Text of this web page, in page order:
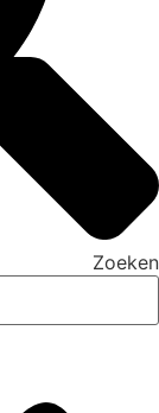
Zoeken